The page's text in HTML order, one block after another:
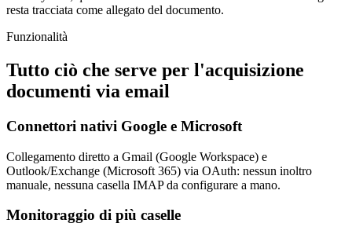
resta tracciata come allegato del documento.
Funzionalità
Tutto ciò che serve per l'acquisizione
documenti via email
Connettori nativi Google e Microsoft
Collegamento diretto a Gmail (Google Workspace) e
Outlook/Exchange (Microsoft 365) via OAuth: nessun inoltro
manuale, nessuna casella IMAP da configurare a mano.
Monitoraggio di più caselle